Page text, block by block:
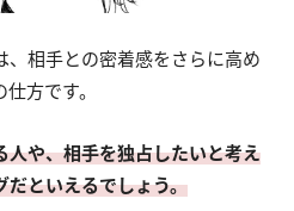
、相手との密着感をさらに高め
方です。
人や、相手を独占したいと考え
だといえるでしょう。